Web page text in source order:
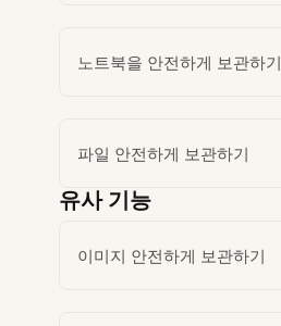
노트북을 안전하게 보관하기
파일 안전하게 보관하기
유사 기능
이미지 안전하게 보관하기